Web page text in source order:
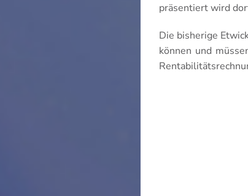
präsentiert wird
Die bisherige
können und